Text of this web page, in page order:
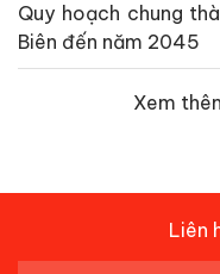
Quy hoạch chung
Biên đến năm 2045
Xem
Liên